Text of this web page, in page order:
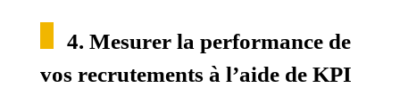
4. Mesurer la performance de
vos recrutements à l’aide de KPI